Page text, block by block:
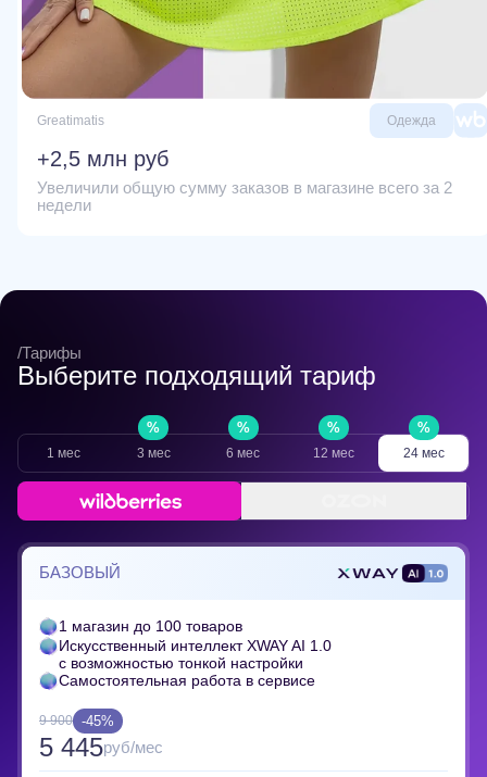
Greatimatis Одежда
+2,5 млн руб
Увеличили общую сумму заказов в магазине всего за 2
недели
/Тарифы
Выберите подходящий тариф
1 мес 3 мес
%
6 мес
%
12 мес
%
24 мес
%
БАЗОВЫЙ
1 магазин до 100 товаров
Искусственный интеллект XWAY AI 1.0
с возможностью тонкой настройки
Самостоятельная работа в сервисе
9 900 -45%
5 445руб/мес